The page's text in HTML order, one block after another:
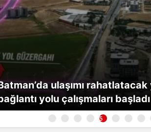
ulaşımı
yolu çalışmaları başladı
5